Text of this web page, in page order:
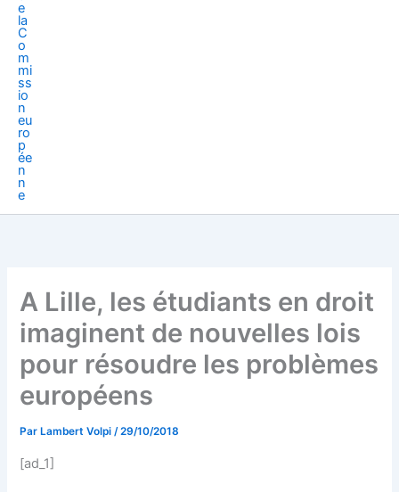
A Lille, les étudiants en droit
imaginent de nouvelles lois
pour résoudre les problèmes
européens
Par Lambert Volpi/29/10/2018
[ad_1]